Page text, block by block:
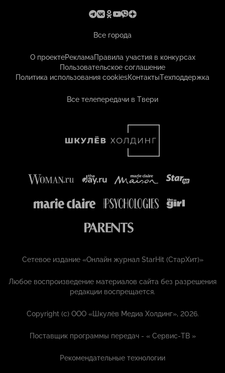
Все города
О проектеРекламаПравила участия в конкурсах
Пользовательское соглашение
Политика использования cookiesКонтактыТехподдержка
Все телепередачи в Твери
Сетевое издание «Онлайн журнал StarHit (СтарХит)»
Любое воспроизведение материалов сайта без разрешения
редакции воспрещается.
Copyright (с) ООО «Шкулёв Медиа Холдинг», 2026.
Поставщик программы передач - «Сервис-ТВ »
Рекомендательные технологии